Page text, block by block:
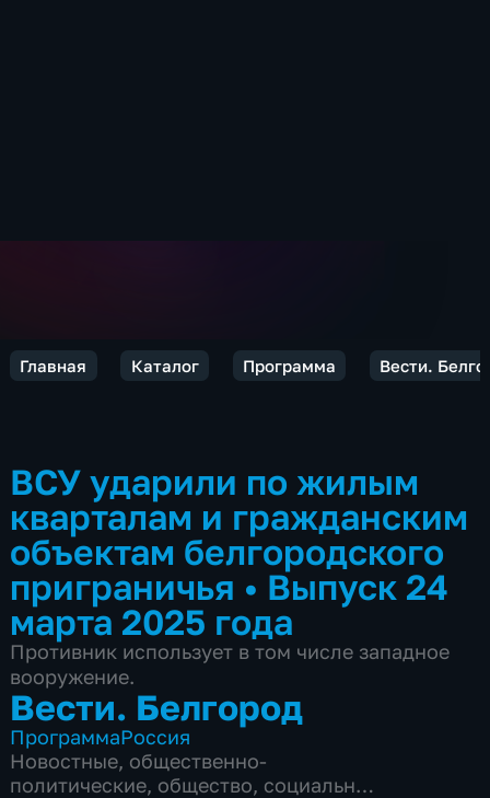
Главная Каталог Программа Вести.
ВСУ ударили по жилым
кварталам и гражданским
объектам белгородского
приграничья • Выпуск 24
марта 2025 года
Противник использует в том числе западное
вооружение.
Вести. Белгород
ПрограммаРоссия
Новостные, общественно-
политические, общество, социально-